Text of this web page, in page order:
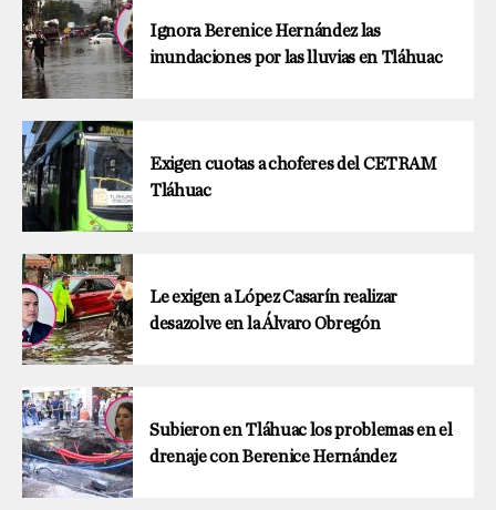
Ignora Berenice Hernández las
inundaciones por las lluvias en Tláhuac
Exigen cuotas a choferes del CETRAM
Tláhuac
Le exigen a López Casarín realizar
desazolve en la Álvaro Obregón
Subieron en Tláhuac los problemas en el
drenaje con Berenice Hernández